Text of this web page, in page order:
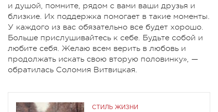
и душой, помните, рядом с вами ваши друзья и
близкие. Их поддержка помогает в такие моменты.
У каждого из вас обязательно все будет хорошо.
Больше прислушивайтесь к себе. Будьте собой и
любите себя. Желаю всем верить в любовь и
продолжать искать свою вторую половинку», —
обратилась Соломия Витвицкая.
СТИЛЬ ЖИЗНИ